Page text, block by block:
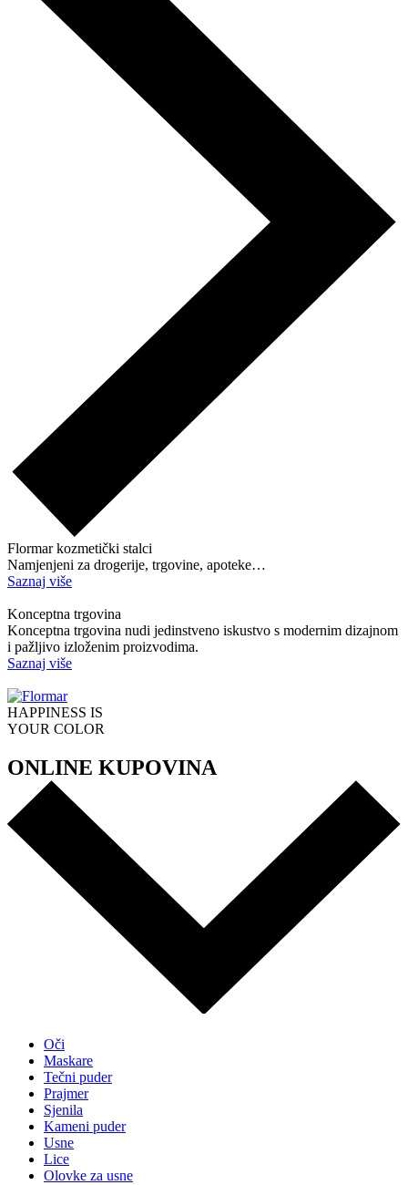
Flormar kozmetički stalci
Namjenjeni za drogerije, trgovine, apoteke…
Saznaj više
Konceptna trgovina
Konceptna trgovina nudi jedinstveno iskustvo s modernim dizajnom
i pažljivo izloženim proizvodima.
Saznaj više
HAPPINESS IS
YOUR COLOR
ONLINE KUPOVINA
Oči
Maskare
Tečni puder
Prajmer
Sjenila
Kameni puder
Usne
Lice
Olovke za usne